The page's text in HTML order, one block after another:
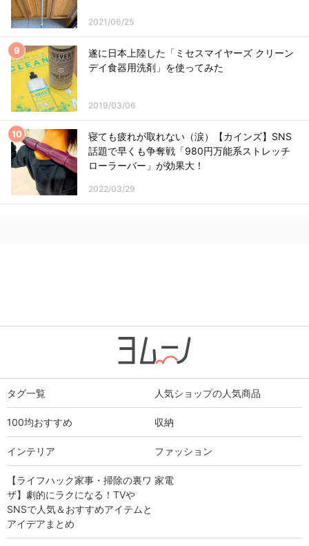
2021/06/25
遂に日本上陸した「ミセスマイヤーズ クリーン
デイ食器用洗剤」を使ってみた
2019/03/06
寝ても疲れが取れない（涙）【カインズ】SNS
話題で早くも争奪戦「980円万能系ストレッチ
ローラーバー」が効果大！
2022/03/29
タグ一覧 人気ショップの人気商品
100均おすすめ 収納
インテリア ファッション
【ライフハック家事・掃除の裏ワ
ザ】劇的にラクになる！TVや
SNSで人気＆おすすめアイテムと
アイデアまとめ
家電